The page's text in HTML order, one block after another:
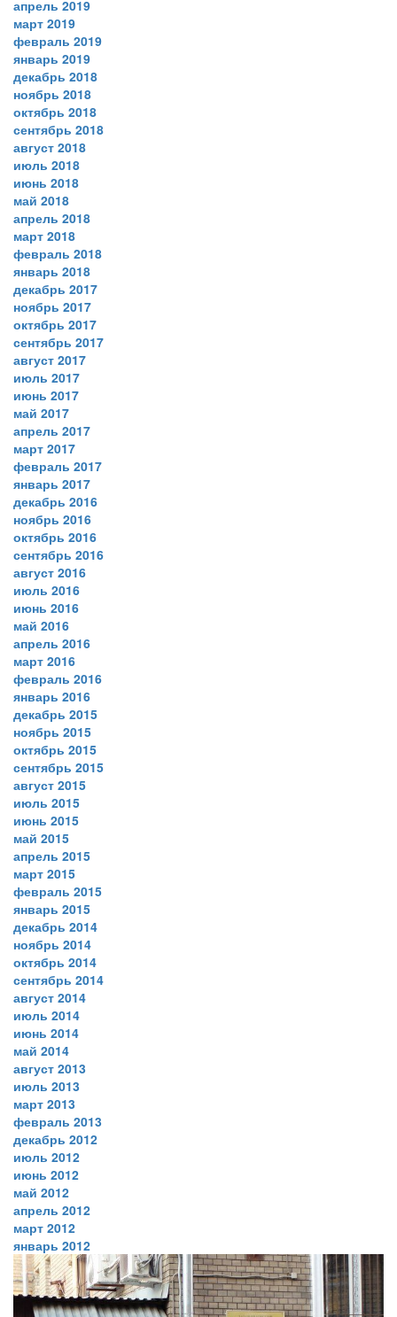
апрель 2019
март 2019
февраль 2019
январь 2019
декабрь 2018
ноябрь 2018
октябрь 2018
сентябрь 2018
август 2018
июль 2018
июнь 2018
май 2018
апрель 2018
март 2018
февраль 2018
январь 2018
декабрь 2017
ноябрь 2017
октябрь 2017
сентябрь 2017
август 2017
июль 2017
июнь 2017
май 2017
апрель 2017
март 2017
февраль 2017
январь 2017
декабрь 2016
ноябрь 2016
октябрь 2016
сентябрь 2016
август 2016
июль 2016
июнь 2016
май 2016
апрель 2016
март 2016
февраль 2016
январь 2016
декабрь 2015
ноябрь 2015
октябрь 2015
сентябрь 2015
август 2015
июль 2015
июнь 2015
май 2015
апрель 2015
март 2015
февраль 2015
январь 2015
декабрь 2014
ноябрь 2014
октябрь 2014
сентябрь 2014
август 2014
июль 2014
июнь 2014
май 2014
август 2013
июль 2013
март 2013
февраль 2013
декабрь 2012
июль 2012
июнь 2012
май 2012
апрель 2012
март 2012
январь 2012